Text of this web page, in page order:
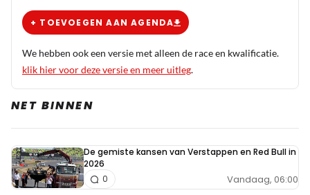
+ TOEVOEGEN AAN AGENDA
We hebben ook een versie met alleen de race en kwalificatie.
klik hier voor deze versie en meer uitleg.
NET BINNEN
De gemiste kansen van Verstappen en Red Bull in
2026
Vandaag, 06:00
0